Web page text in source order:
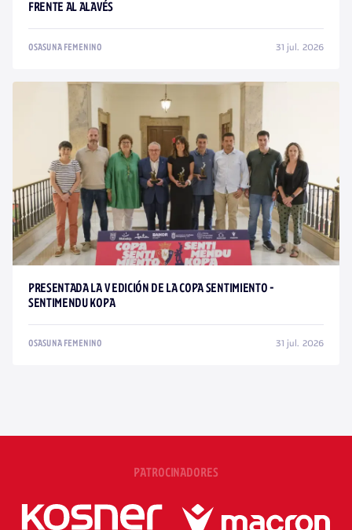
FRENTE AL ALAVÉS
OSASUNA FEMENINO 31 jul. 2026
PRESENTADA LA V EDICIÓN DE LA COPA SENTIMIENTO -
SENTIMENDU KOPA
OSASUNA FEMENINO 31 jul. 2026
PATROCINADORES